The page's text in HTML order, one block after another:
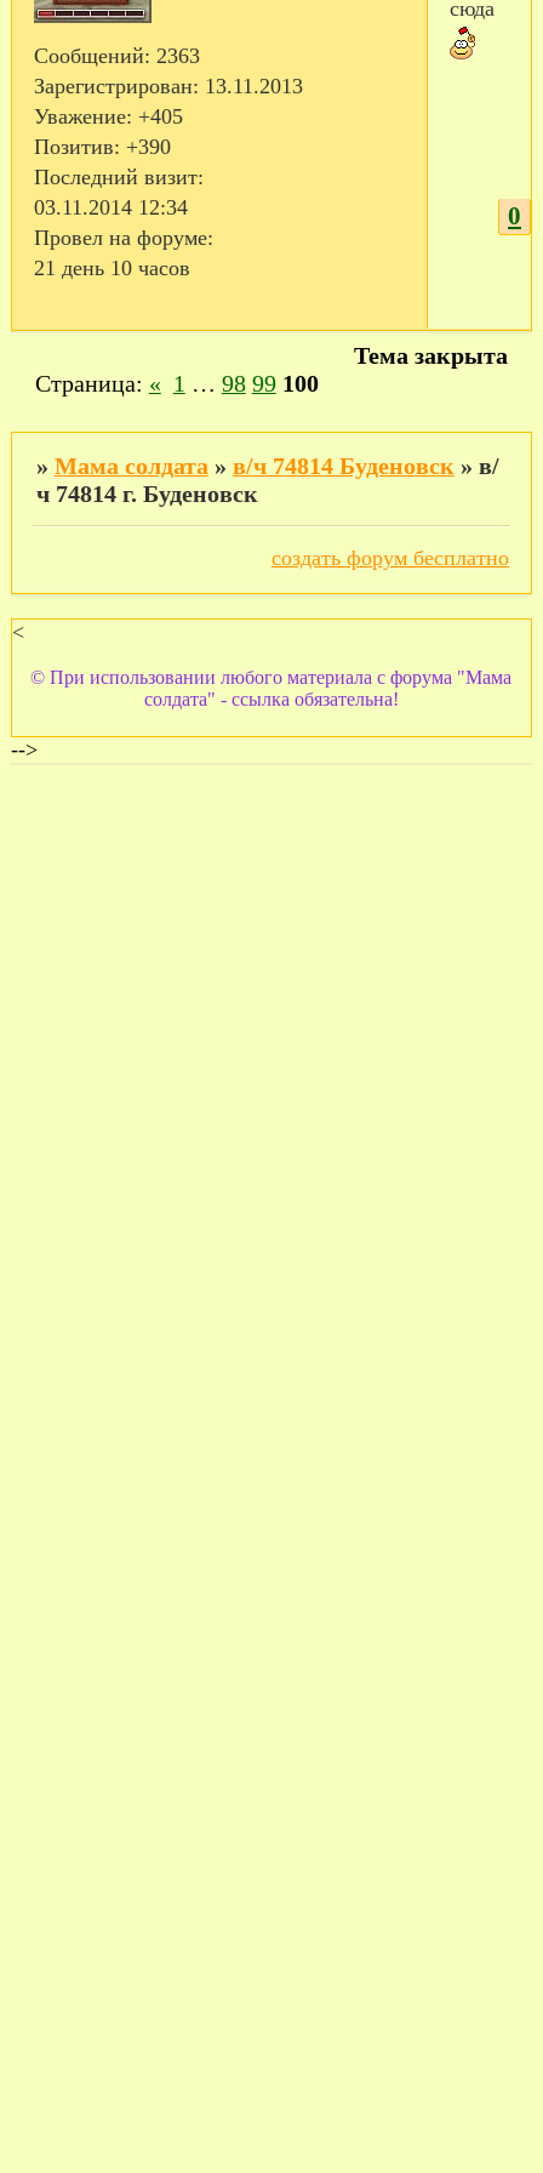
Сообщений: 2363
Зарегистрирован: 13.11.2013
Уважение: +405
Позитив: +390
Последний визит:
03.11.2014 12:34
Провел на форуме:
21 день 10 часов
сюда
0
Тема закрыта
Страница: « 1 … 98 99 100
» Мама солдата » в/ч 74814 Буденовск » в/
ч 74814 г. Буденовск
создать форум бесплатно
<
© При использовании любого материала с форума "Мама
солдата" - ссылка обязательна!
-->